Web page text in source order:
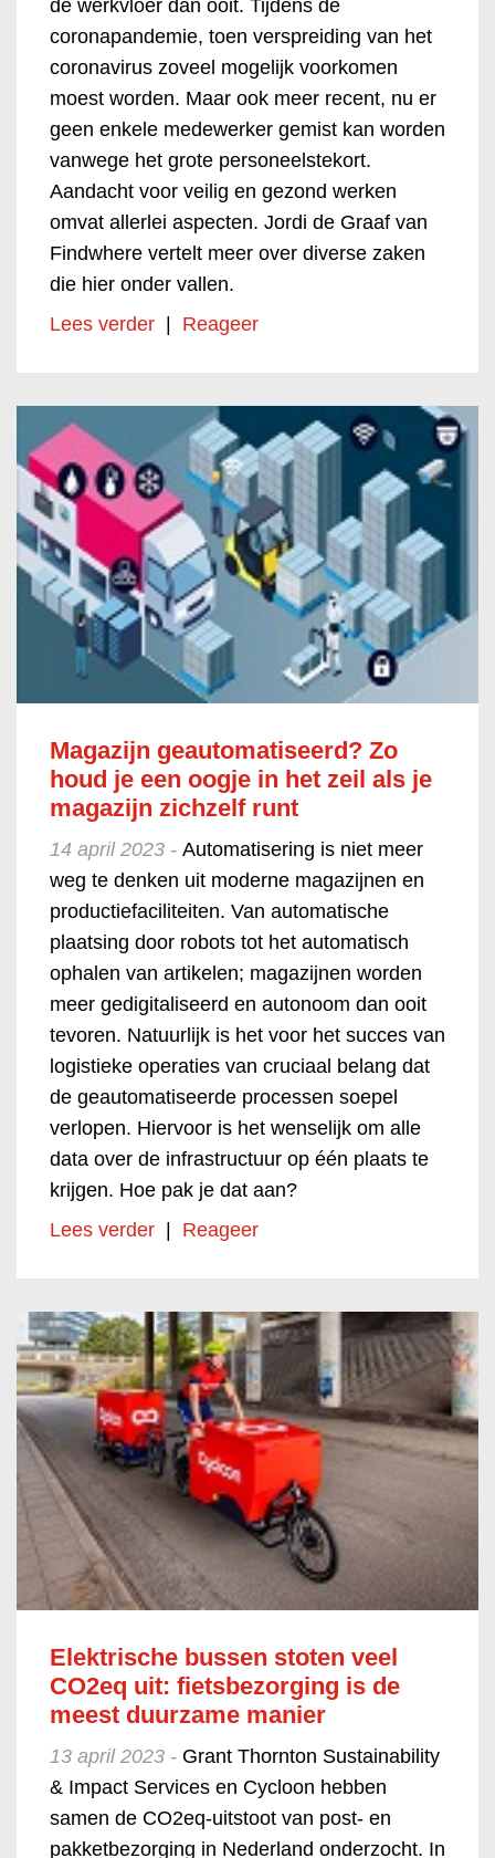
de werkvloer dan ooit. Tijdens de
coronapandemie, toen verspreiding van het
coronavirus zoveel mogelijk voorkomen
moest worden. Maar ook meer recent, nu er
geen enkele medewerker gemist kan worden
vanwege het grote personeelstekort.
Aandacht voor veilig en gezond werken
omvat allerlei aspecten. Jordi de Graaf van
Findwhere vertelt meer over diverse zaken
die hier onder vallen.
Lees verder | Reageer
Magazijn geautomatiseerd? Zo
houd je een oogje in het zeil als je
magazijn zichzelf runt
14 april 2023 - Automatisering is niet meer
weg te denken uit moderne magazijnen en
productiefaciliteiten. Van automatische
plaatsing door robots tot het automatisch
ophalen van artikelen; magazijnen worden
meer gedigitaliseerd en autonoom dan ooit
tevoren. Natuurlijk is het voor het succes van
logistieke operaties van cruciaal belang dat
de geautomatiseerde processen soepel
verlopen. Hiervoor is het wenselijk om alle
data over de infrastructuur op één plaats te
krijgen. Hoe pak je dat aan?
Lees verder
Reageer
Elektrische bussen stoten veel
CO2eq uit: fietsbezorging is de
meest duurzame manier
13 april 2023 - Grant Thornton Sustainability
& Impact Services en Cycloon hebben
samen de CO2eq-uitstoot van post- en
pakketbezorging in Nederland onderzocht. In